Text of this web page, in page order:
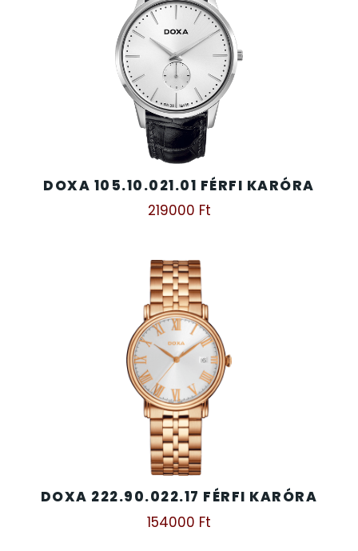
DOXA 105.10.021.01 FÉRFI KARÓRA
219000 Ft
DOXA 222.90.022.17 FÉRFI KARÓRA
154000 Ft